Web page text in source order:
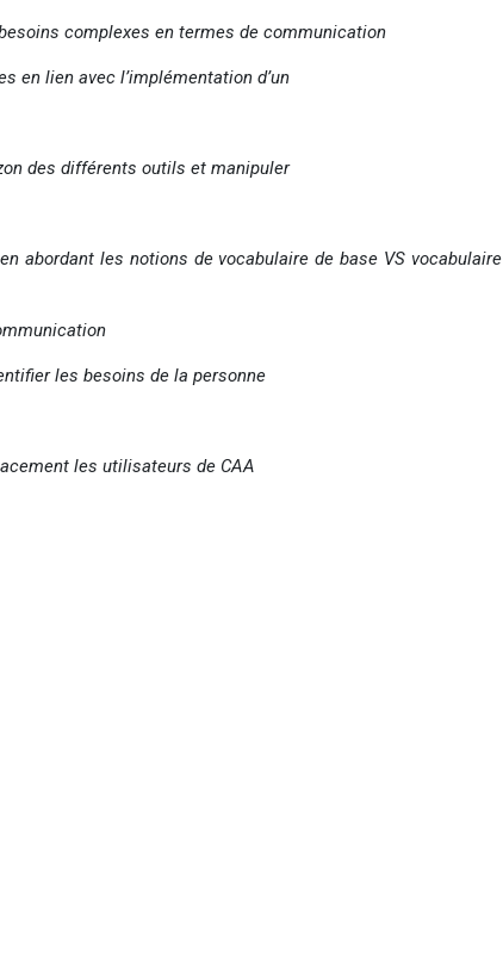
complexes en termes de communication
en lien avec l’implémentation d’un
des différents outils et manipuler
abordant les notions de vocabulaire de base VS vocabulaire
les besoins de la personne
les utilisateurs de CAA